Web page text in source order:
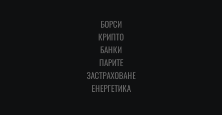
БОРСИ
КРИПТО
БАНКИ
ПАРИТЕ
ЗАСТРАХОВАНЕ
ЕНЕРГЕТИКА